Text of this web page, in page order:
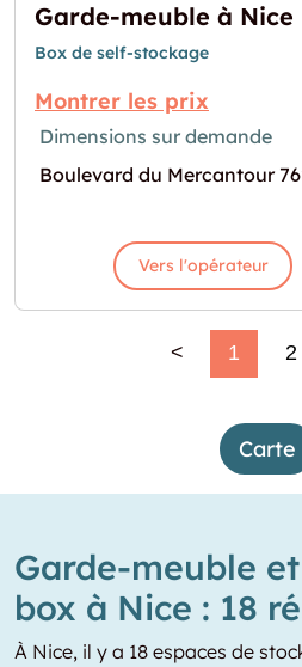
Garde-meuble à Nice
Box de self-stockage
Montrer les prix
Dimensions sur demande
Boulevard du Mercantour
Vers l'opérateur
< 1 2
Carte
Garde-meuble
box à Nice : 18
À Nice, il y a 18 espaces de